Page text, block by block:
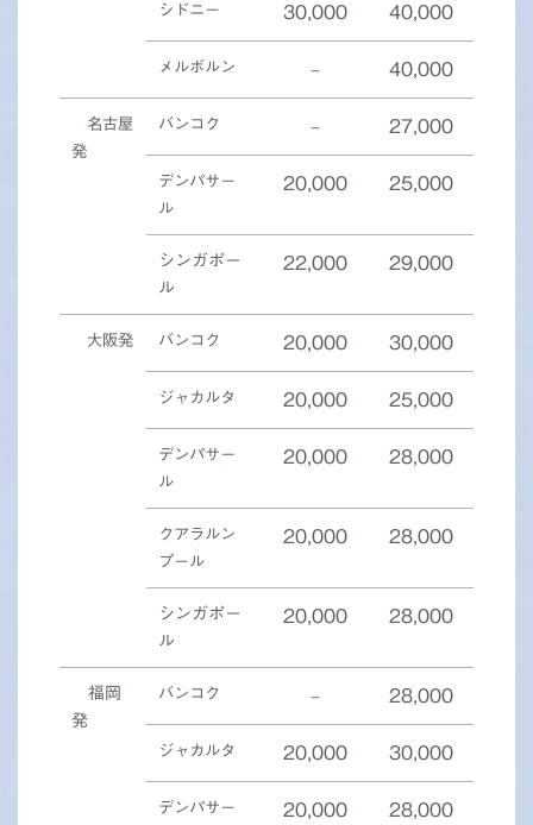
シドニー 30,000 40,000
メルボルン – 40,000
名古屋
発
バンコク – 27,000
デンパサー
ル
20,000 25,000
シンガポー
ル
22,000 29,000
大阪発 バンコク 20,000 30,000
ジャカルタ 20,000 25,000
デンパサー
ル
20,000 28,000
クアラルン
プール
20,000 28,000
シンガポー
ル
20,000 28,000
福岡
発
バンコク – 28,000
ジャカルタ 20,000 30,000
デンパサー 20,000 28,000